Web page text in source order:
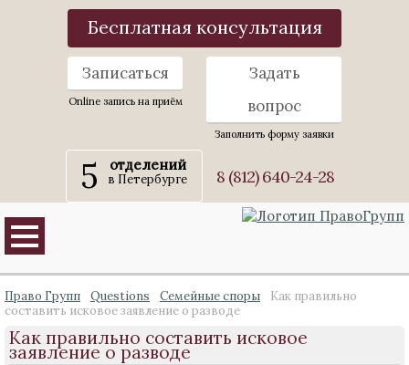
Бесплатная консультация
Записаться
Online запись на приём
Задать
вопрос
Заполнить форму заявки
5 отделений
в Петербурге 8 (812) 640-24-28
Право Групп Questions Семейные споры
Как правильно
составить исковое заявление о разводе
Как правильно составить исковое
заявление о разводе